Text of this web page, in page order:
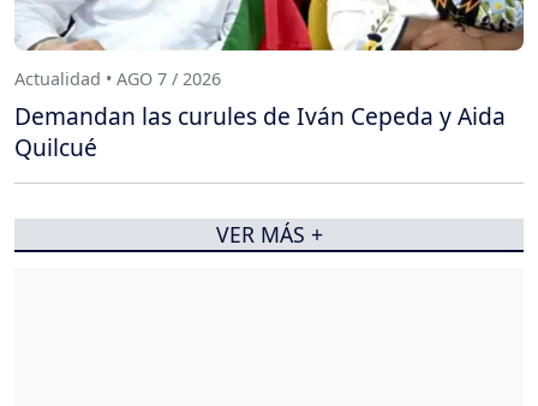
Actualidad • AGO 7 / 2026
Demandan las curules de Iván Cepeda y Aida
Quilcué
VER MÁS +